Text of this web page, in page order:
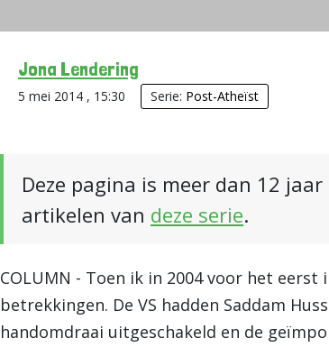
Jona Lendering
5 mei 2014 , 15:30 Serie: Post-Atheïst
Deze pagina is meer dan 12
artikelen van deze serie.
COLUMN - Toen ik in 2004 voor het
betrekkingen. De VS hadden Saddam
handomdraai uitgeschakeld en de